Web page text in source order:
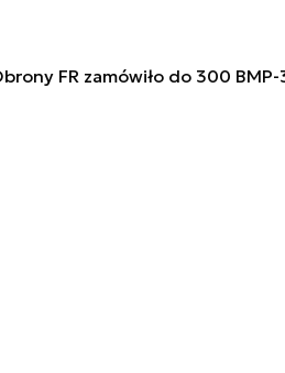
FR zamówiło do 300